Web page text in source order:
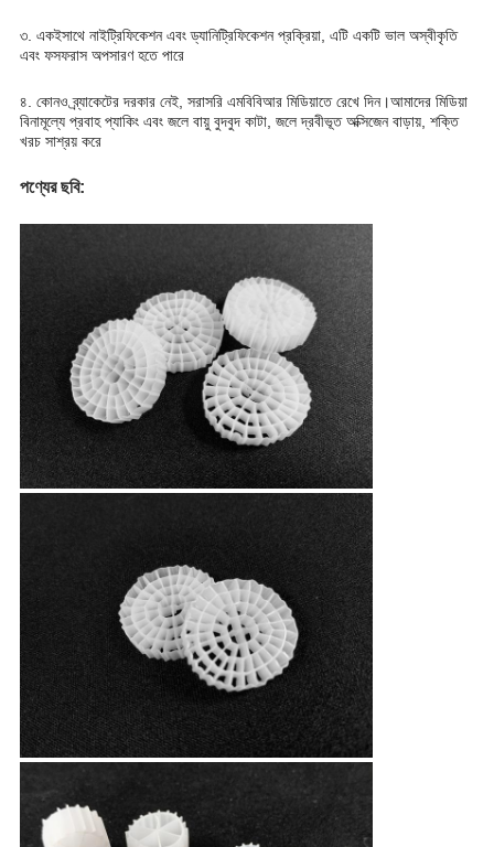
৩. একইসাথে নাইট্রিফিকেশন এবং ড্যানিট্রিফিকেশন প্রক্রিয়া, এটি একটি ভাল অস্বীকৃতি
এবং ফসফরাস অপসারণ হতে পারে
৪. কোনও ব্র্যাকেটের দরকার নেই, সরাসরি এমবিবিআর মিডিয়াতে রেখে দিন।আমাদের মিডিয়া
বিনামূল্যে প্রবাহ প্যাকিং এবং জলে বায়ু বুদবুদ কাটা, জলে দ্রবীভূত অক্সিজেন বাড়ায়, শক্তি
খরচ সাশ্রয় করে
পণ্যের ছবি: